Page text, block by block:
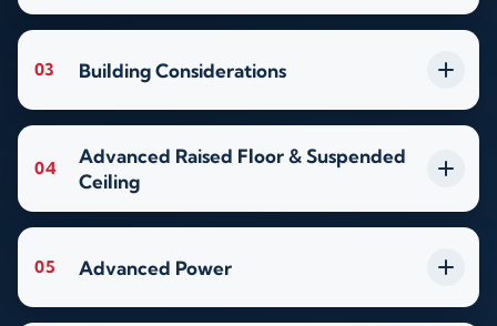
03 Building Considerations
04
Advanced Raised Floor & Suspended
Ceiling
05 Advanced Power